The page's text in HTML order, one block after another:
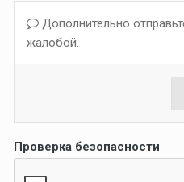
Дополнительно
жалобой.
Проверка безопасности